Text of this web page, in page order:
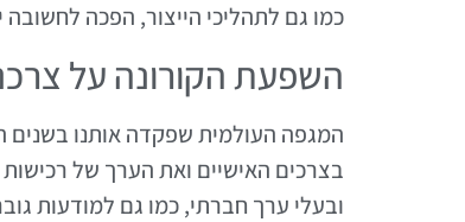
כמו גם לתהליכי הייצור, הפכה לחשובה
השפעת הקורונה על
המגפה העולמית שפקדה אותנו בשנים
בצרכים האישיים ואת הערך של רכישות
ובעלי ערך חברתי, כמו גם למודעות